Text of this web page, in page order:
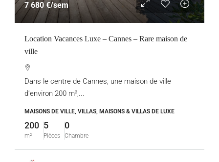
7 680 €/sem
Location Vacances Luxe – Cannes – Rare maison de
ville
Dans le centre de Cannes, une maison de ville
d’environ 200 m²,...
MAISONS DE VILLE, VILLAS, MAISONS & VILLAS DE LUXE
200
m²
5
Pièces
0
Chambre